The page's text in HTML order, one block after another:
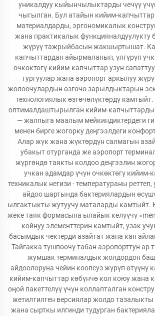
уникалдуу кыйынчылыктарды чечүү
чыгылган. Бул атайын кийим-
материалдарды, эргономикалык
жана практикалык функцияналдуулукту
жүрүү тажрыйбасын жакшыртышат.
капчыттардан айырмаланып, үлгүрүп
очкөктөгү кийим-капчыттар узун
тургуулар жана аэропорт аркылуу
жолоочулардын өзгөчө зарылдыктарын
технологиялык өзгөчөлүктөрдү камтыйт.
оптималдаштырылган кийим-
— жалпыга маалым мейкиндиктердеги
менен бирге жогорку деңгээлдеги
Алар жүк жана жүктөрдүн салмагын
убакыт отурганда же аэропорт
жүргөндө таякты колдоо деңгээлин
учкан адамдар үчүн очкөктөгү кийим-
техникалык негизи - температураны реттеп,
айдоо шартында бактериялардын
ылгактыкты жутуучу маталарды камтыйт.
жеке таяк формасына ылайык келүүчү
койнуу элементтерин камтыйт, узак
басымдык чектерди азайтат жана кан
Тайгакка түшпөөчү табан аэропорттун ар
жумшак терминалдык жолдордон
айдоолоруна чейин коопсуз жүрүп өтүүнү
кийим-капчыттар көбүнчө кол коюу жана
оңой пакеттелүү үчүн коллапталган
жетилтилген версиялар жолдо тазалыкты
жана сырткы илгинди тудурган